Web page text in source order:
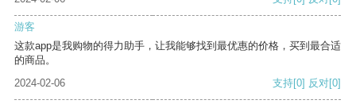
游客
这款app是我购物的得力助手，让我能够找到最优惠的价格，买到最合适
的商品。
2024-02-06
支持[0] 反对[0]